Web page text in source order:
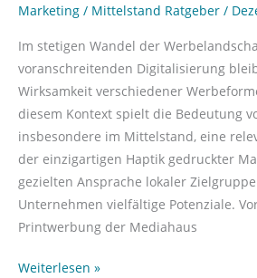
Marketing / Mittelstand Ratgeber /
Im stetigen Wandel der
voranschreitenden Digitalisierung
Wirksamkeit verschiedener
diesem Kontext spielt die Bedeutung
insbesondere im Mittelstand, eine
der einzigartigen Haptik gedruckter
gezielten Ansprache lokaler
Unternehmen vielfältige Potenziale.
Printwerbung der Mediahaus
Weiterlesen »